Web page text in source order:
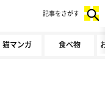
猫マンガ 食べ物
記事をさがす